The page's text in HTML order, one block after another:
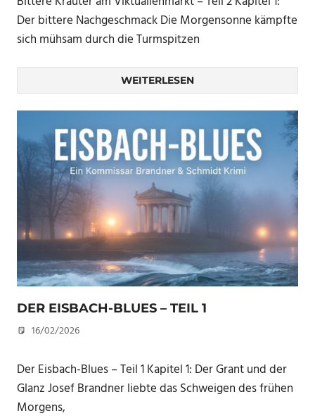
Der bittere Nachgeschmack Die Morgensonne kämpfte
sich mühsam durch die Turmspitzen
WEITERLESEN
DER EISBACH-BLUES – TEIL 1
16/02/2026
Der Eisbach-Blues – Teil 1 Kapitel 1: Der Grant und der
Glanz Josef Brandner liebte das Schweigen des frühen
Morgens,